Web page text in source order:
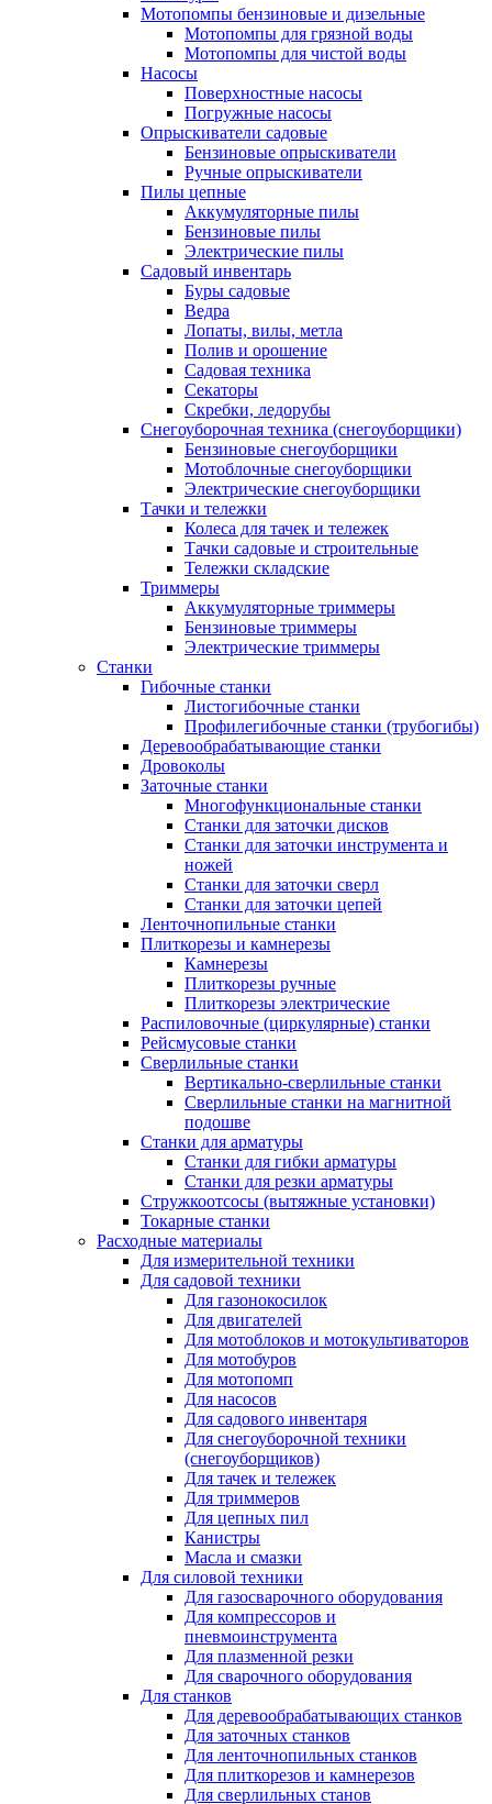
Мотопомпы бензиновые и дизельные
Мотопомпы для грязной воды
Мотопомпы для чистой воды
Насосы
Поверхностные насосы
Погружные насосы
Опрыскиватели садовые
Бензиновые опрыскиватели
Ручные опрыскиватели
Пилы цепные
Аккумуляторные пилы
Бензиновые пилы
Электрические пилы
Садовый инвентарь
Буры садовые
Ведра
Лопаты, вилы, метла
Полив и орошение
Садовая техника
Секаторы
Скребки, ледорубы
Снегоуборочная техника (снегоуборщики)
Бензиновые снегоуборщики
Мотоблочные снегоуборщики
Электрические снегоуборщики
Тачки и тележки
Колеса для тачек и тележек
Тачки садовые и строительные
Тележки складские
Триммеры
Аккумуляторные триммеры
Бензиновые триммеры
Электрические триммеры
Станки
Гибочные станки
Листогибочные станки
Профилегибочные станки (трубогибы)
Деревообрабатывающие станки
Дровоколы
Заточные станки
Многофункциональные станки
Станки для заточки дисков
Станки для заточки инструмента и
ножей
Станки для заточки сверл
Станки для заточки цепей
Ленточнопильные станки
Плиткорезы и камнерезы
Камнерезы
Плиткорезы ручные
Плиткорезы электрические
Распиловочные (циркулярные) станки
Рейсмусовые станки
Сверлильные станки
Вертикально-сверлильные станки
Сверлильные станки на магнитной
подошве
Станки для арматуры
Станки для гибки арматуры
Станки для резки арматуры
Стружкоотсосы (вытяжные установки)
Токарные станки
Расходные материалы
Для измерительной техники
Для садовой техники
Для газонокосилок
Для двигателей
Для мотоблоков и мотокультиваторов
Для мотобуров
Для мотопомп
Для насосов
Для садового инвентаря
Для снегоуборочной техники
(снегоуборщиков)
Для тачек и тележек
Для триммеров
Для цепных пил
Канистры
Масла и смазки
Для силовой техники
Для газосварочного оборудования
Для компрессоров и
пневмоинструмента
Для плазменной резки
Для сварочного оборудования
Для станков
Для деревообрабатывающих станков
Для заточных станков
Для ленточнопильных станков
Для плиткорезов и камнерезов
Для сверлильных станов